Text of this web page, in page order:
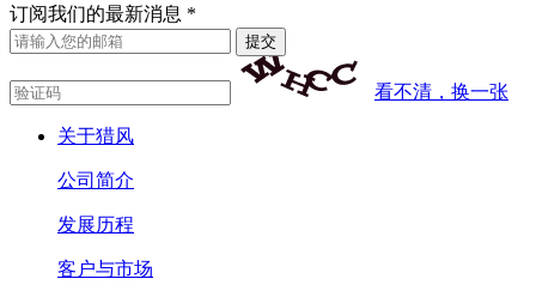
订阅我们的最新消息 *
看不清，换一张
关于猎风
公司简介
发展历程
客户与市场